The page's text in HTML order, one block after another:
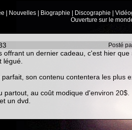
Nouvelles Biographie Discographie
Ouverture sur le
Posté
offrant un dernier cadeau, c'est hier que
légué.
son contenu contentera les plus
partout, au coût modique d'environ 20$.
un dvd.